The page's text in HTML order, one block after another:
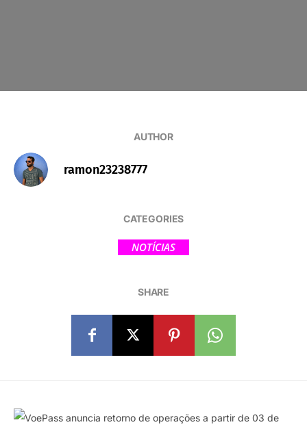
AUTHOR
ramon23238777
CATEGORIES
NOTÍCIAS
SHARE